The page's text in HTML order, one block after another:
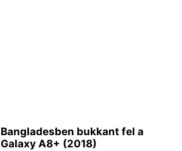
Bangladesben bukkant fel a
Galaxy A8+ (2018)